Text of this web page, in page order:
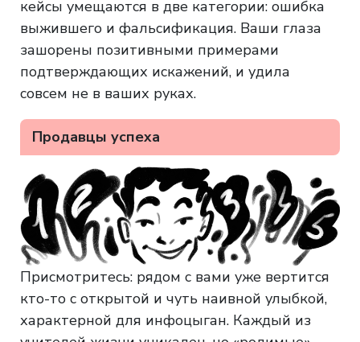
кейсы умещаются в две категории: ошибка
выжившего и фальсификация. Ваши глаза
зашорены позитивными примерами
подтверждающих искажений, и удила
совсем не в ваших руках.
Продавцы успеха
Присмотритесь: рядом с вами уже вертится
кто-то с открытой и чуть наивной улыбкой,
характерной для инфоцыган. Каждый из